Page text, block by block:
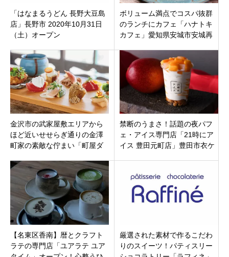
「はなまるうどん 長野大豆島
店」長野市 2020年10月31日
（土）オープン
ボリューム満点でコスパ抜群
のランチにカフェ「ハナトキ
カフェ」愛知県安城市安城再
12日オープン。
金沢市の武家屋敷エリアから
ほど近いせせらぎ通りの金澤
町家の素敵な佇まい「町屋ダ
も最高！
禁断のうまさ！話題の夜パフ
ェ・アイス専門店「21時にア
イス 豊田元町店」豊田市衣ケ
【名東区香南】暦とクラフト
ラテの専門店「ユアラテ ユア
厳選された素材で作るこだわ
りのスイーツ！パティスリー